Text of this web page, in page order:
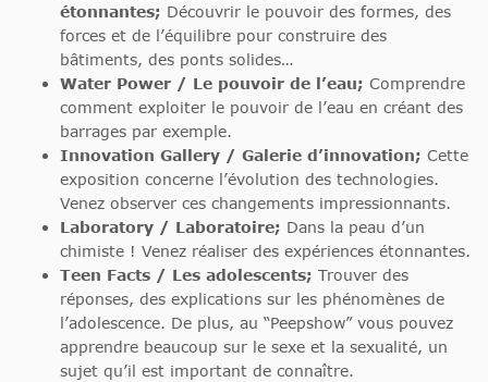
étonnantes; Découvrir le pouvoir des formes, des
forces et de l’équilibre pour construire des
bâtiments, des ponts solides…
Water Power / Le pouvoir de l’eau; Comprendre
comment exploiter le pouvoir de l’eau en créant des
barrages par exemple.
Innovation Gallery / Galerie d’innovation; Cette
exposition concerne l’évolution des technologies.
Venez observer ces changements impressionnants.
Laboratory / Laboratoire; Dans la peau d’un
chimiste ! Venez réaliser des expériences étonnantes.
Teen Facts / Les adolescents; Trouver des
réponses, des explications sur les phénomènes de
l’adolescence. De plus, au “Peepshow” vous pouvez
apprendre beaucoup sur le sexe et la sexualité, un
sujet qu’il est important de connaître.